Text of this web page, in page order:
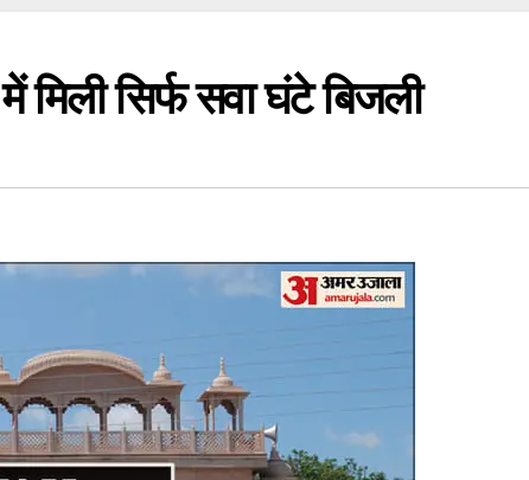
सिर्फ सवा घंटे बिजली